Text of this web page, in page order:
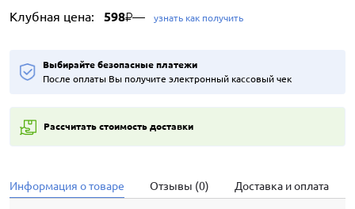
Клубная цена: 598₽— узнать как получить
Выбирайте безопасные платежи
После оплаты Вы получите электронный кассовый чек
Рассчитать стоимость доставки
Информация о товаре Отзывы (0) Доставка и оплата